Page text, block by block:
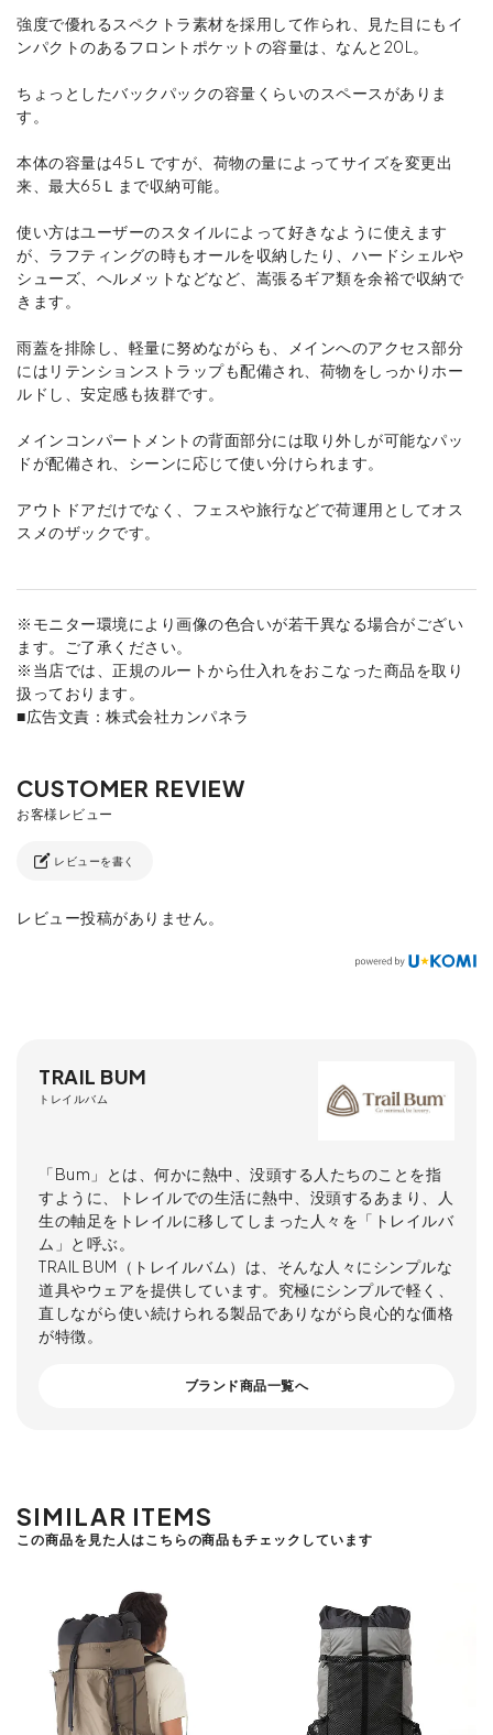
強度で優れるスペクトラ素材を採用して作られ、見た目にもイ
ンパクトのあるフロントポケットの容量は、なんと20L。
ちょっとしたバックパックの容量くらいのスペースがありま
す。
本体の容量は45Ｌですが、荷物の量によってサイズを変更出
来、最大65Ｌまで収納可能。
使い方はユーザーのスタイルによって好きなように使えます
が、ラフティングの時もオールを収納したり、ハードシェルや
シューズ、ヘルメットなどなど、嵩張るギア類を余裕で収納で
きます。
雨蓋を排除し、軽量に努めながらも、メインへのアクセス部分
にはリテンションストラップも配備され、荷物をしっかりホー
ルドし、安定感も抜群です。
メインコンパートメントの背面部分には取り外しが可能なパッ
ドが配備され、シーンに応じて使い分けられます。
アウトドアだけでなく、フェスや旅行などで荷運用としてオス
スメのザックです。
※モニター環境により画像の色合いが若干異なる場合がござい
ます。ご了承ください。
※当店では、正規のルートから仕入れをおこなった商品を取り
扱っております。
■広告文責：株式会社カンパネラ
レビューを書く
レビュー投稿がありません。
TRAIL BUM
トレイルバム
「Bum」とは、何かに熱中、没頭する人たちのことを指
すように、トレイルでの生活に熱中、没頭するあまり、人
生の軸足をトレイルに移してしまった人々を「トレイルバ
ム」と呼ぶ。
TRAIL BUM（トレイルバム）は、そんな人々にシンプルな
道具やウェアを提供しています。究極にシンプルで軽く、
直しながら使い続けられる製品でありながら良心的な価格
が特徴。
ブランド商品一覧へ
SIMILAR ITEMS
この商品を見た人はこちらの商品もチェックしています